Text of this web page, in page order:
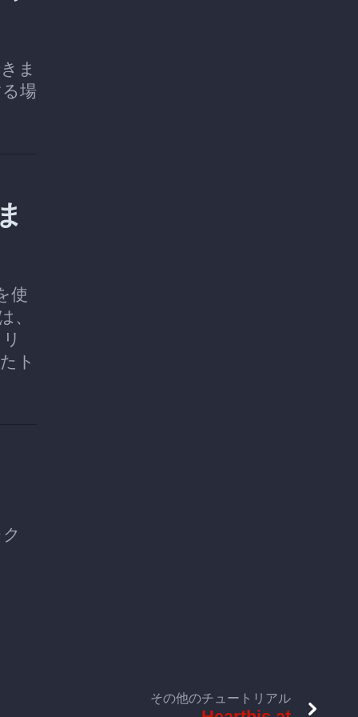
ま
場
使
、
ト
その他のチュートリアル